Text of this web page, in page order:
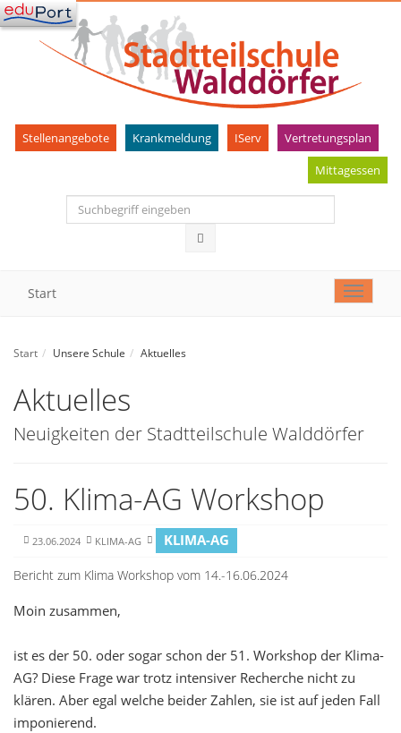
Stellenangebote Krankmeldung IServ
Vertretungsplan
Mittagessen
Toggle
Start
Start Unsere Schule Aktuelles
Aktuelles
Neuigkeiten der Stadtteilschule Walddörfer
50. Klima-AG Workshop
23.06.2024 KLIMA-AG KLIMA-AG
Bericht zum Klima Workshop vom 14.-16.06.2024
Moin zusammen,
ist es der 50. oder sogar schon der 51. Workshop der Klima-
AG? Diese Frage war trotz intensiver Recherche nicht zu
klären. Aber egal welche beider Zahlen, sie ist auf jeden Fall
imponierend.